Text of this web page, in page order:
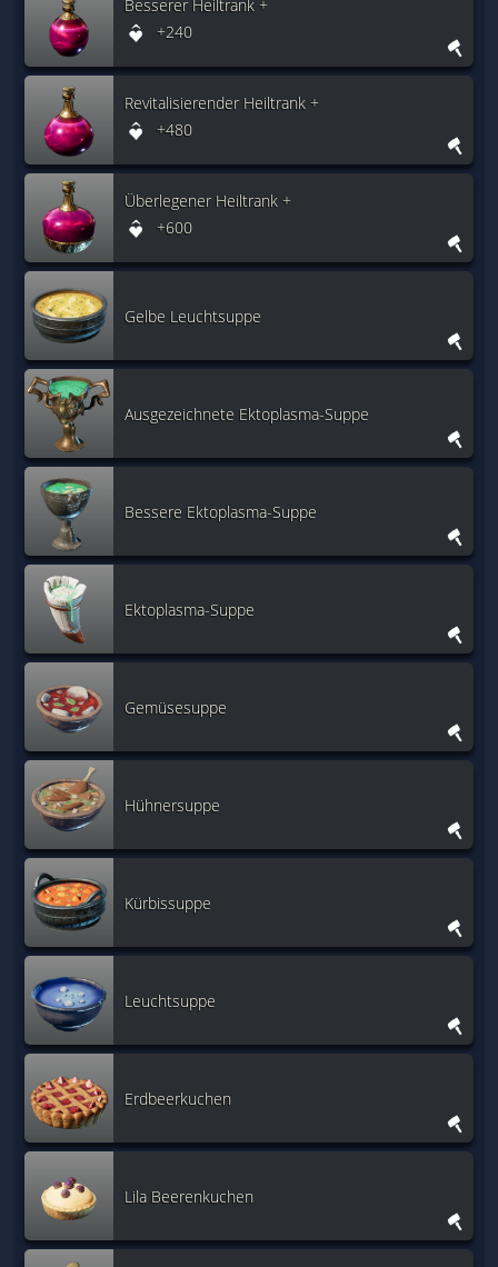
Besserer Heiltrank +
+240
Revitalisierender Heiltrank +
+480
Überlegener Heiltrank +
+600
Gelbe Leuchtsuppe
Ausgezeichnete Ektoplasma-Suppe
Bessere Ektoplasma-Suppe
Ektoplasma-Suppe
Gemüsesuppe
Hühnersuppe
Kürbissuppe
Leuchtsuppe
Erdbeerkuchen
Lila Beerenkuchen